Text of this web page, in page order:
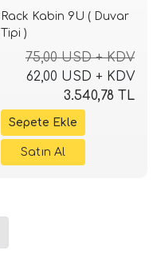
Rack Kabin 9U ( Duvar
Tipi )
75,00 USD + KDV
62,00 USD + KDV
3.540,78 TL